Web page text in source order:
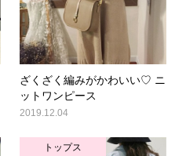
ざくざく編みがかわいい♡ ニ
ットワンピース
2019.12.04
トップス